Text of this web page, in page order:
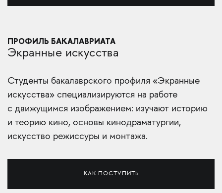
ПРОФИЛЬ БАКАЛАВРИАТА
Экранные искусства
Сту­денты бакалаврского профиля «Экранные
искусства» специализируются на работе
с движущимся изображением: изучают историю
и теорию кино, основы кинодраматургии,
искусство режиссуры и монтажа.
КАК ПОСТУПИТЬ